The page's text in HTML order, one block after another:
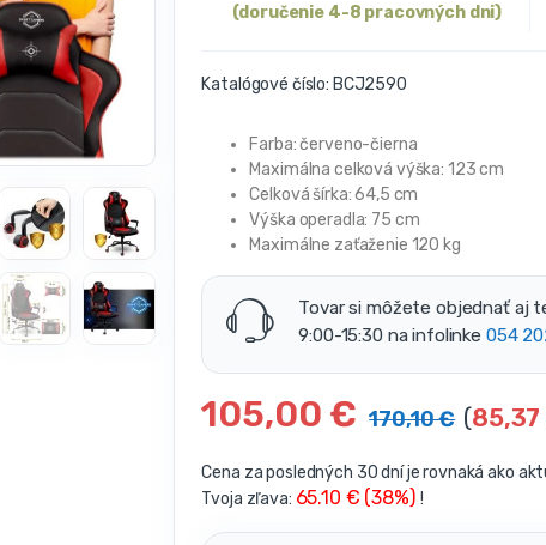
(doručenie 4-8 pracovných dni)
Katalógové číslo: BCJ2590
Farba: červeno-čierna
Maximálna celková výška: 123 cm
Celková šírka: 64,5 cm
Výška operadla: 75 cm
Maximálne zaťaženie 120 kg
Tovar si môžete objednať aj
9:00-15:30 na infolinke 054
105,00 € 170,10€ (85,37
Cena za posledných 30 dní je rovnaká ako
Tvoja zľava: 65.10 € (38%) !